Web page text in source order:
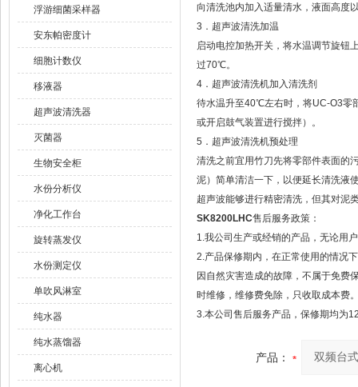
浮游细菌采样器
安东帕密度计
细胞计数仪
移液器
超声波清洗器
灭菌器
生物安全柜
水份分析仪
净化工作台
旋转蒸发仪
水份测定仪
单吹风淋室
纯水器
纯水蒸馏器
离心机
向清洗池内加入适量清水，液面高度
3．超声波清洗加温
启动电控加热开关，将水温调节旋钮
过70℃。
4．超声波清洗机加入清洗剂
待水温升至40℃左右时，将UC-O3零
或开启鼓气装置进行搅拌）。
5．超声波清洗机预处理
清洗之前宜用竹刀先将零部件表面的
泥）简单清洁一下，以便延长清洗液
超声波能够进行精密清洗，但其对泥
SK8200LHC售后服务政策：
1.我公司生产或经销的产品，无论用
2.产品保修期内，在正常使用的情况
因自然灾害造成的故障，不属于免费
时维修，维修费免除，只收取成本费
3.本公司售后服务产品，保修期均为
产品：